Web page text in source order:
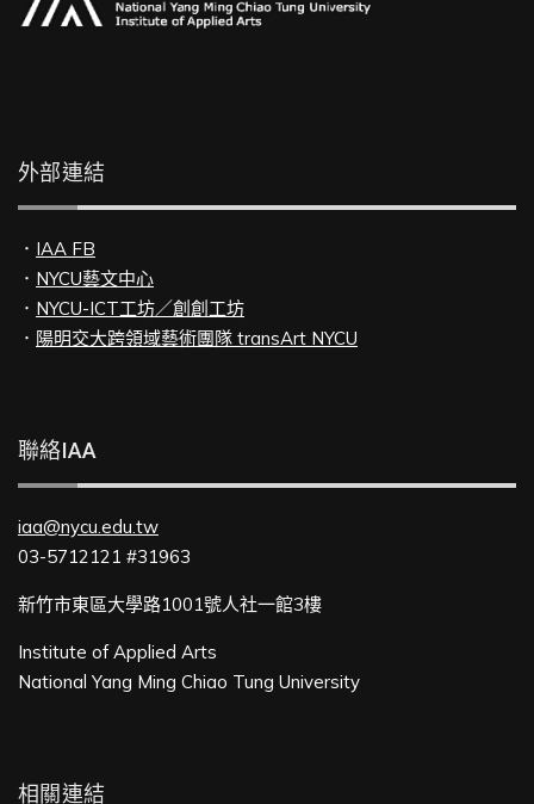
外部連結
． IAA FB
． NYCU藝文中心
． NYCU-ICT工坊／創創工坊
． 陽明交大跨領域藝術團隊 transArt NYCU
聯絡IAA
iaa@nycu.edu.tw
03-5712121 #31963
新竹市東區大學路1001號人社一館3樓
Institute of Applied Arts
National Yang Ming Chiao Tung University
相關連結